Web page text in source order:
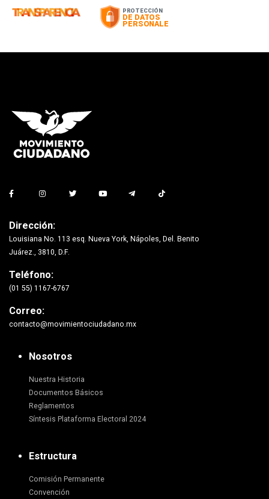
Dirección:
Louisiana No. 113 esq. Nueva York, Nápoles, Del. Benito
Juárez., 3810, D.F.
Teléfono:
(01 55) 1167-6767
Correo:
contacto@movimientociudadano.mx
Nosotros
Nuestra Historia
Documentos Básicos
Reglamentos
Síntesis Plataforma Electoral 2024
Estructura
Comisión Permanente
Convención